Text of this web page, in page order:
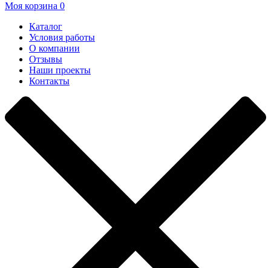
Моя корзина 0
Каталог
Условия работы
О компании
Отзывы
Наши проекты
Контакты